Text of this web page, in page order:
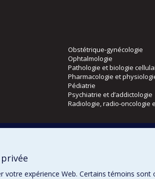
Obstétrique-gynécologie
Ophtalmologie
Pathologie et biologie
Pharmacologie et
Pédiatrie
Psychiatrie et d’addictologie
Radiologie, radio-oncologie
votre expérience Web. Certains témoins